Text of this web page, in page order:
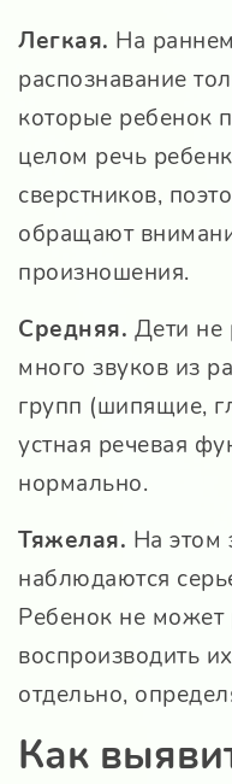
Легкая. На
распознавание
которые ребенок
целом речь
сверстников,
обращают
произношения.
Средняя. Дети не
много звуков из
групп (шипящие,
устная речевая
нормально.
Тяжелая. На этом
наблюдаются
Ребенок не может
воспроизводить
отдельно,
Как